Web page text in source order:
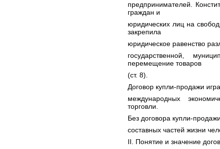
предпринимателей.
граждан и
юридических лиц на
закрепила
юридическое равенство
государственной,
перемещение товаров
(ст. 8).
Договор купли-продажи
международных
торговли.
Без договора купли-
составных частей жизни
II. Понятие и значение